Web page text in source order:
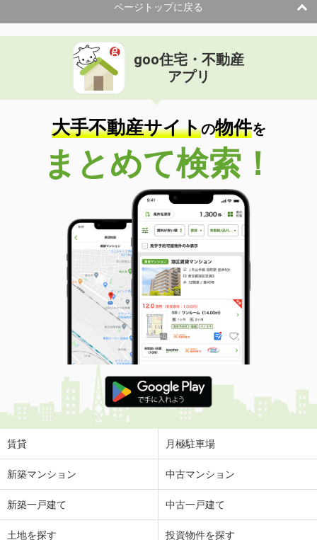
ページトップに戻る
goo住宅・不動産
アプリ
大手不動産サイトの物件を
まとめて検索！
賃貸 月極駐車場
新築マンション 中古マンション
新築一戸建て 中古一戸建て
土地を探す 投資物件を探す